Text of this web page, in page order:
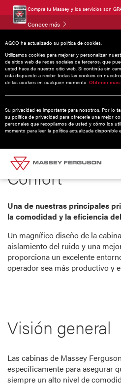
Compra tu Massey y los servicios son
Conoce más
AGCO ha actualizado su política de cookies.
Utilizamos cookies para mejorar y personalizar
de sitios web de redes sociales de terceros, que
usted hace de nuestro sitio web. Si continúa sin
está dispuesto a recibir todas las cookies en
de las cookies en cualquier momento. Obtener
Su privacidad es importante para nosotros. Por lo
su política de privacidad para ofrecerle una mejor
personales que recopilamos de usted y cómo los
momento para leer la política actualizada disponible
Confort
Una de nuestras principales
la comodidad y la eficiencia
Un magnífico diseño de la
aislamiento del ruido y una
proporciona un excelente
operador sea más productivo y
Visión general
Las cabinas de Massey
específicamente para asegurar
siempre un alto nivel de